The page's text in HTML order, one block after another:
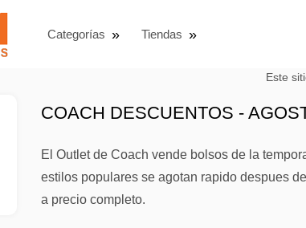
Categorías Tiendas
Este
COACH DESCUENTOS -
El Outlet de Coach vende bolsos de la
estilos populares se agotan rapido despues
a precio completo.